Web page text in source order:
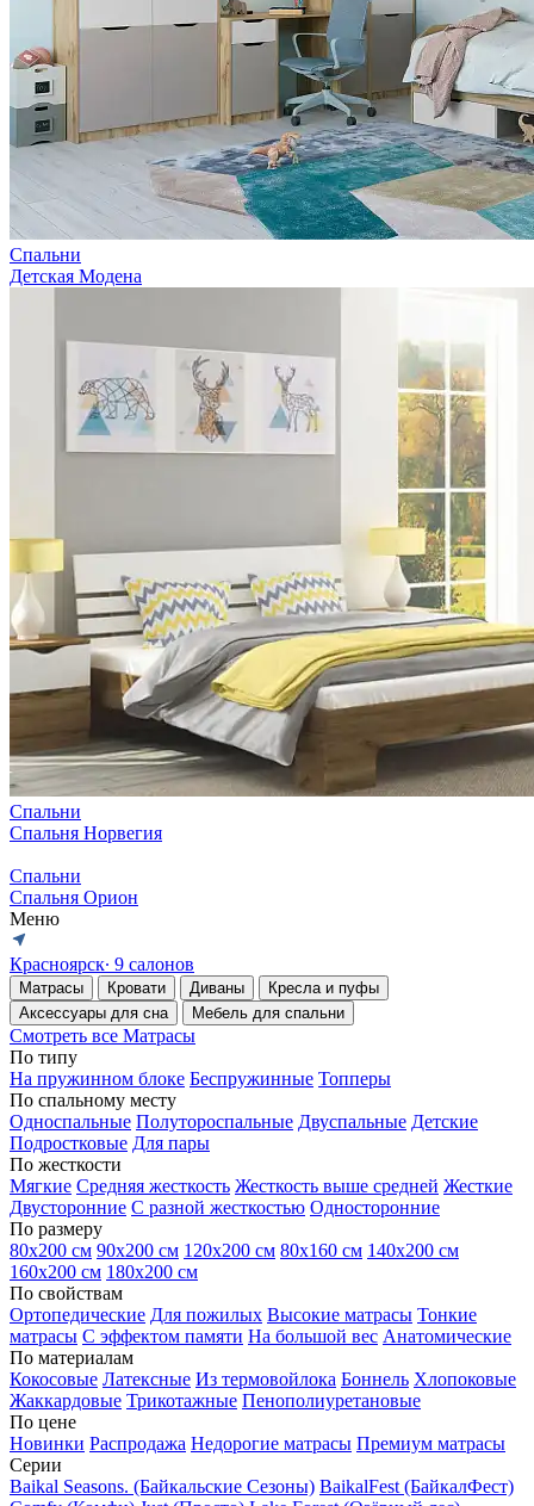
Спальни
Детская Модена
Спальни
Спальня Норвегия
Спальни
Спальня Орион
Меню
Красноярск∙ 9 салонов
Матрасы Кровати Диваны
Кресла и пуфы
Аксессуары для сна
Мебель для спальни
Смотреть все Матрасы
По типу
На пружинном блоке Беспружинные Топперы
По спальному месту
Односпальные Полутороспальные Двуспальные Детские
Подростковые Для пары
По жесткости
Мягкие Средняя жесткость Жесткость выше средней Жесткие
Двусторонние С разной жесткостью Односторонние
По размеру
80х200 см 90х200 см 120х200 см 80х160 см 140х200 см
160х200 см 180х200 см
По свойствам
Ортопедические Для пожилых Высокие матрасы Тонкие
матрасы С эффектом памяти На большой вес Анатомические
По материалам
Кокосовые Латексные Из термовойлока Боннель Хлопоковые
Жаккардовые Трикотажные Пенополиуретановые
По цене
Новинки Распродажа Недорогие матрасы Премиум матрасы
Серии
Baikal Seasons. (Байкальские Сезоны) BaikalFest (БайкалФест)